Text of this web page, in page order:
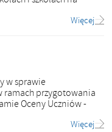
Więcej
w sprawie
przygotowania
Oceny Uczniów -
Więcej